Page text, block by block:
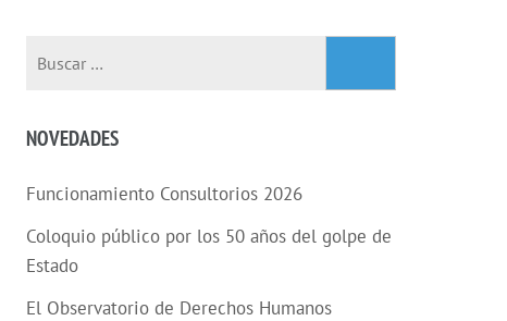
NOVEDADES
Funcionamiento Consultorios 2026
Coloquio público por los 50 años del golpe de
Estado
El Observatorio de Derechos Humanos